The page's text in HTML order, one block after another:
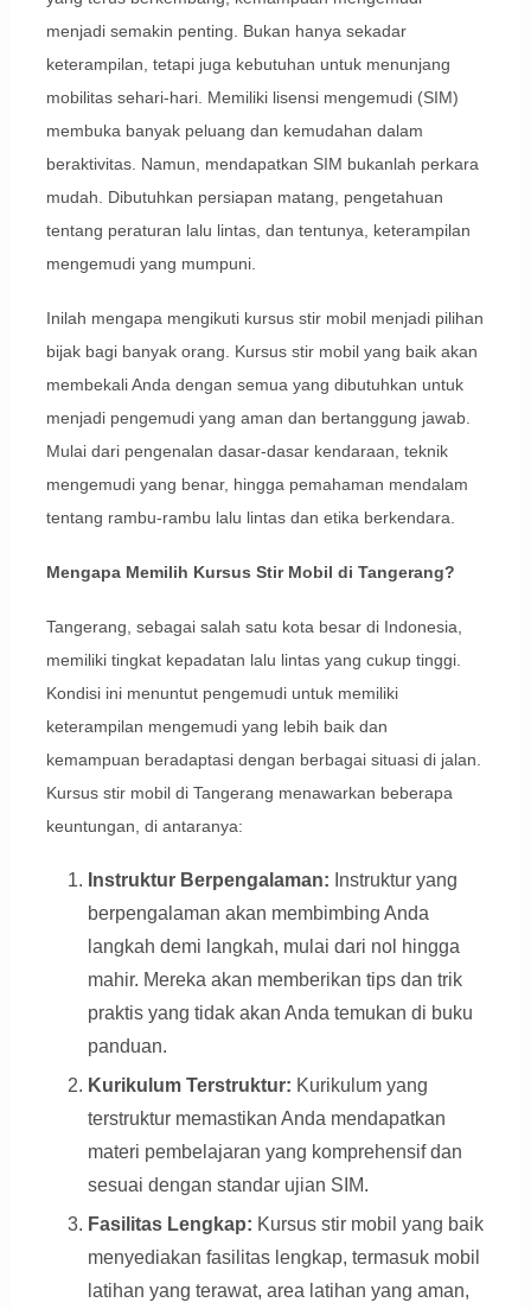
menjadi semakin penting. Bukan hanya sekadar
keterampilan, tetapi juga kebutuhan untuk menunjang
mobilitas sehari-hari. Memiliki lisensi mengemudi (SIM)
membuka banyak peluang dan kemudahan dalam
beraktivitas. Namun, mendapatkan SIM bukanlah perkara
mudah. Dibutuhkan persiapan matang, pengetahuan
tentang peraturan lalu lintas, dan tentunya, keterampilan
mengemudi yang mumpuni.
Inilah mengapa mengikuti kursus stir mobil menjadi pilihan
bijak bagi banyak orang. Kursus stir mobil yang baik akan
membekali Anda dengan semua yang dibutuhkan untuk
menjadi pengemudi yang aman dan bertanggung jawab.
Mulai dari pengenalan dasar-dasar kendaraan, teknik
mengemudi yang benar, hingga pemahaman mendalam
tentang rambu-rambu lalu lintas dan etika berkendara.
Mengapa Memilih Kursus Stir Mobil di Tangerang?
Tangerang, sebagai salah satu kota besar di Indonesia,
memiliki tingkat kepadatan lalu lintas yang cukup tinggi.
Kondisi ini menuntut pengemudi untuk memiliki
keterampilan mengemudi yang lebih baik dan
kemampuan beradaptasi dengan berbagai situasi di jalan.
Kursus stir mobil di Tangerang menawarkan beberapa
keuntungan, di antaranya:
Instruktur Berpengalaman: Instruktur yang
berpengalaman akan membimbing Anda
langkah demi langkah, mulai dari nol hingga
mahir. Mereka akan memberikan tips dan trik
praktis yang tidak akan Anda temukan di buku
panduan.
Kurikulum Terstruktur: Kurikulum yang
terstruktur memastikan Anda mendapatkan
materi pembelajaran yang komprehensif dan
sesuai dengan standar ujian SIM.
Fasilitas Lengkap: Kursus stir mobil yang baik
menyediakan fasilitas lengkap, termasuk mobil
latihan yang terawat, area latihan yang aman,